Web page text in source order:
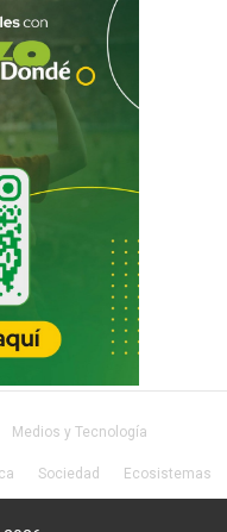
Medios y Tecnología
Sociedad Ecosistemas